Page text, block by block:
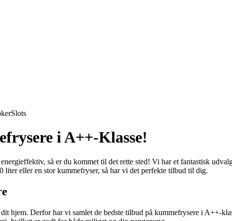
Slots
i A++-Klasse!
så er du kommet til det rette sted! Vi har et fantastisk
eller en stor kummefryser, så har vi det perfekte tilbud til dig.
hjem. Derfor har vi samlet de bedste tilbud på kummefrysere i A++-